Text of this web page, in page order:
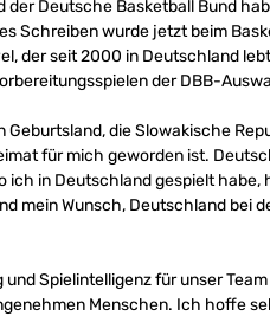
der Deutsche Basketball Bund
Schreiben wurde jetzt beim
der seit 2000 in Deutschland
der DBB-
Geburtsland, die Slowakische
für mich geworden ist.
ich in Deutschland gespielt
mein Wunsch, Deutschland bei
Spielintelligenz für unser
Menschen. Ich hoffe